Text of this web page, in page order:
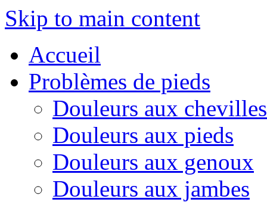
Skip to main content
Accueil
Problèmes de pieds
Douleurs aux chevilles
Douleurs aux pieds
Douleurs aux genoux
Douleurs aux jambes